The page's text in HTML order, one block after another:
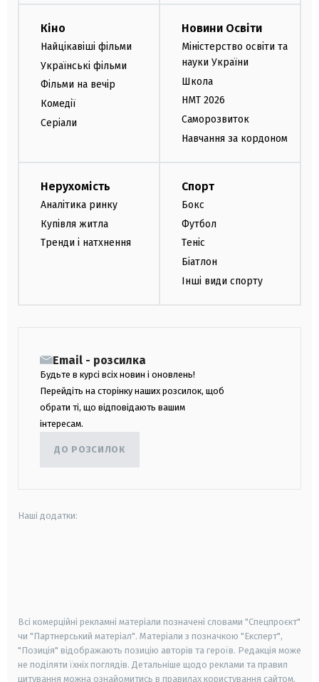
Кіно
Найцікавіші фільми
Українські фільми
Фільми на вечір
Комедії
Серіали
Новини Освіти
Міністерство освіти та
науки України
Школа
НМТ 2026
Саморозвиток
Навчання за кордоном
Нерухомість
Аналітика ринку
Купівля житла
Тренди і натхнення
Спорт
Бокс
Футбол
Теніс
Біатлон
Інші види спорту
Email - розсилка
Будьте в курсі всіх новин і оновлень!
Перейдіть на сторінку наших розсилок, щоб
обрати ті, що відповідають вашим
інтересам.
ДО РОЗСИЛОК
Наші додатки:
Всі комерційні рекламні матеріали позначені словами "Спецпроєкт"
чи "Партнерський матеріал". Матеріали з позначкою "Експерт",
"Позиція" відображають позицію авторів та героїв. Редакція може
не поділяти їхніх поглядів. Детальніше щодо реклами та правил
цитування можна ознайомитись в правилах користування сайтом.